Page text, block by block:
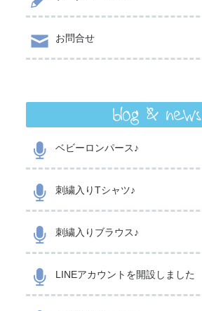
お問合せ
blog & news
ベビーロンパース♪
刺繍入りTシャツ♪
刺繍入りブラウス♪
LINEアカウントを開設しました